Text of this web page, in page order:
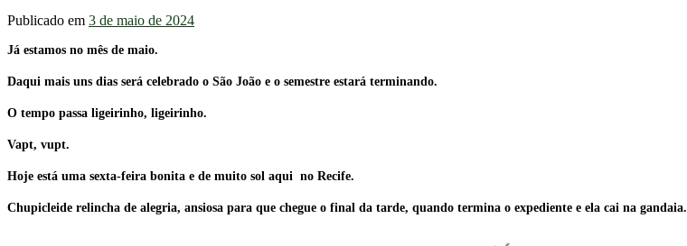
Publicado em 3 de maio de 2024
Já estamos no mês de maio.
Daqui mais uns dias será celebrado o São João e o semestre estará terminando.
O tempo passa ligeirinho, ligeirinho.
Vapt, vupt.
Hoje está uma sexta-feira bonita e de muito sol aqui no Recife.
Chupicleide relincha de alegria, ansiosa para que chegue o final da tarde, quando termina o expediente e ela cai na gandaia.